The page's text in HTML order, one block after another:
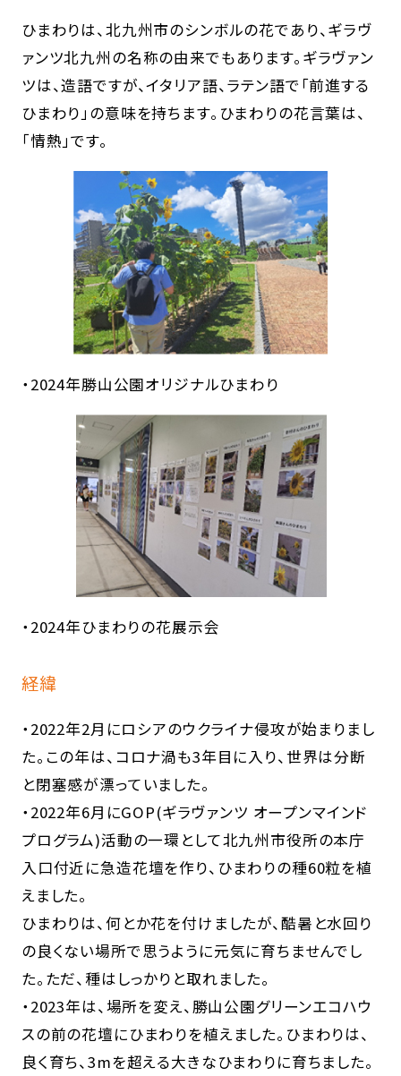
ひまわりは、北九州市のシンボルの花であり、ギラヴ
ァンツ北九州の名称の由来でもあります。ギラヴァン
ツは、造語ですが、イタリア語、ラテン語で「前進する
ひまわり」の意味を持ちます。ひまわりの花言葉は、
「情熱」です。
・2024年勝山公園オリジナルひまわり
・2024年ひまわりの花展示会
経緯
・2022年2月にロシアのウクライナ侵攻が始まりまし
た。この年は、コロナ渦も3年目に入り、世界は分断
と閉塞感が漂っていました。
・2022年6月にGOP(ギラヴァンツ オープンマインド
プログラム)活動の一環として北九州市役所の本庁
入口付近に急造花壇を作り、ひまわりの種60粒を植
えました。
ひまわりは、何とか花を付けましたが、酷暑と水回り
の良くない場所で思うように元気に育ちませんでし
た。ただ、種はしっかりと取れました。
・2023年は、場所を変え、勝山公園グリーンエコハウ
スの前の花壇にひまわりを植えました。ひまわりは、
良く育ち、3mを超える大きなひまわりに育ちました。